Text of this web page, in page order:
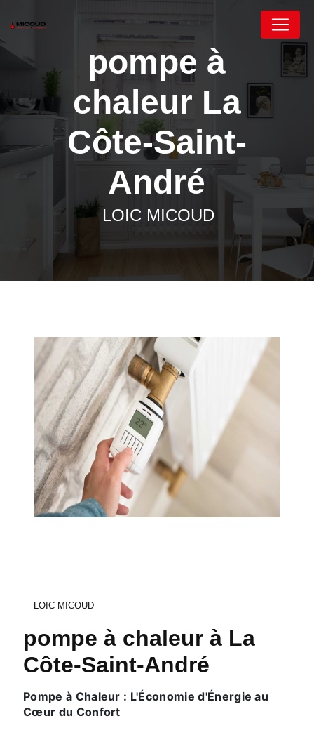
pompe à
chaleur La
Côte-Saint-
André
LOIC MICOUD
LOIC MICOUD
pompe à chaleur à La
Côte-Saint-André
Pompe à Chaleur : L'Économie d'Énergie au
Cœur du Confort